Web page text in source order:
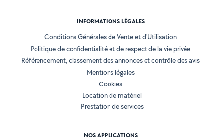
INFORMATIONS LÉGALES
Conditions Générales de Vente et d'Utilisation
Politique de confidentialité et de respect de la vie privée
Référencement, classement des annonces et contrôle des avis
Mentions légales
Cookies
Location de matériel
Prestation de services
NOS APPLICATIONS